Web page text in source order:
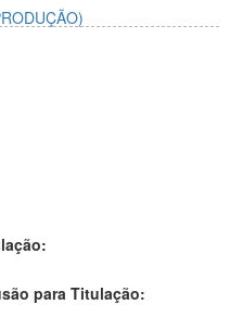
para Titulação: